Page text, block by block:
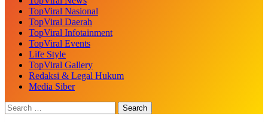
TopViral Nasional
TopViral Daerah
TopViral Infotainment
TopViral Events
Life Style
TopViral Gallery
Redaksi & Legal Hukum
Media Siber